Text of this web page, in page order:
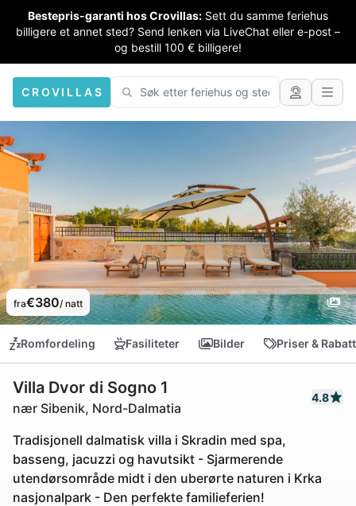
Bestepris-garanti hos Crovillas: Sett du samme feriehus
billigere et annet sted? Send lenken via LiveChat eller e-post –
og bestill 100 € billigere!
CROVILLAS
fra€380/ natt
Romfordeling Fasiliteter Bilder Priser &
Villa Dvor di Sogno 1
nær Sibenik, Nord-Dalmatia
4.8
Tradisjonell dalmatisk villa i Skradin med spa,
basseng, jacuzzi og havutsikt - Sjarmerende
utendørsområde midt i den uberørte naturen i Krka
nasjonalpark - Den perfekte familieferien!